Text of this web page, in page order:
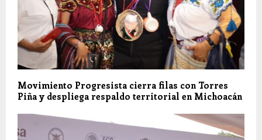
Movimiento Progresista cierra filas con Torres
Piña y despliega respaldo territorial en Michoacán